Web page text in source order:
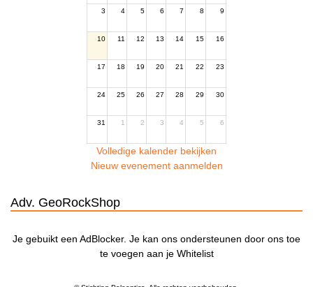
3 4 5 6 7 8 9
10 11 12 13 14 15 16
17 18 19 20 21 22 23
24 25 26 27 28 29 30
31 1 2 3 4 5 6
Volledige kalender bekijken
Nieuw evenement aanmelden
Adv. GeoRockShop
Je gebuikt een AdBlocker. Je kan ons ondersteunen door ons toe
te voegen aan je Whitelist